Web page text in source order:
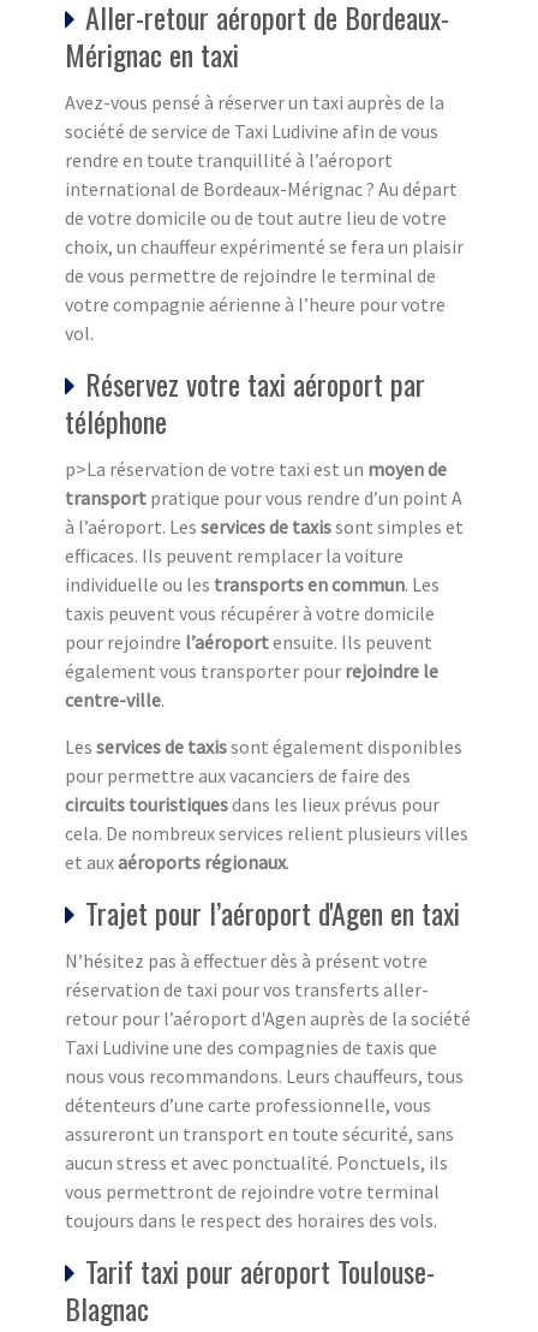
Aller-retour aéroport de Bordeaux-
Mérignac en taxi
Avez-vous pensé à réserver un taxi auprès de la
société de service de Taxi Ludivine afin de vous
rendre en toute tranquillité à l’aéroport
international de Bordeaux-Mérignac ? Au départ
de votre domicile ou de tout autre lieu de votre
choix, un chauffeur expérimenté se fera un plaisir
de vous permettre de rejoindre le terminal de
votre compagnie aérienne à l’heure pour votre
vol.
Réservez votre taxi aéroport par
téléphone
p>La réservation de votre taxi est un moyen de
transport pratique pour vous rendre d’un point A
à l’aéroport. Les services de taxissont simples et
efficaces. Ils peuvent remplacer la voiture
individuelle ou les transports en commun. Les
taxis peuvent vous récupérer à votre domicile
pour rejoindre l’aéroportensuite. Ils peuvent
également vous transporter pour rejoindre le
centre-ville.
Les services de taxissont également disponibles
pour permettre aux vacanciers de faire des
circuits touristiquesdans les lieux prévus pour
cela. De nombreux services relient plusieurs villes
et auxaéroports régionaux.
Trajet pour l’aéroport d'Agen en taxi
N’hésitez pas à effectuer dès à présent votre
réservation de taxi pour vos transferts aller-
retour pour l’aéroport d'Agen auprès de la société
Taxi Ludivine une des compagnies de taxis que
nous vous recommandons. Leurs chauffeurs, tous
détenteurs d’une carte professionnelle, vous
assureront un transport en toute sécurité, sans
aucun stress et avec ponctualité. Ponctuels, ils
vous permettront de rejoindre votre terminal
toujours dans le respect des horaires des vols.
Tarif taxi pour aéroport Toulouse-
Blagnac